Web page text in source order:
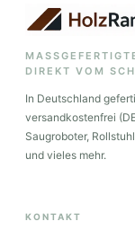
DIREKT VOM
In Deutschland
versandkostenfrei
Saugroboter,
und vieles mehr.
KONTAKT